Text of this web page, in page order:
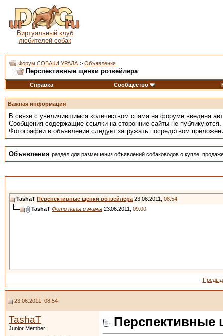
Виртуальный клуб
любителей собак
Форум СОБАКИ УРАЛА > Объявления
Перспективные щенки ротвейлера
Справка Сообщество
Важная информация
В связи с увеличившимся количеством спама на форуме введена
Сообщения содержащие ссылки на сторонние сайты не публикуются.
Фотографии в объявление следует загружать посредством
Объявления раздел для размещения объявлений собаководов о купле,
TashaT Перспективные щенки ротвейлера 23.06.2011, 08:54
TashaT Фото папы и мамы 23.06.2011, 09:00
23.06.2011, 08:54
TashaT
Junior Member
Перспективные